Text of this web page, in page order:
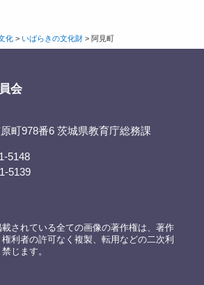
化> いばらきの文化財> 阿見町
会
町978番6 茨城県教育庁総務課
5148
5139
されている全ての画像の著作権は、著作
利者の許可なく複製、転用などの二次利
じます。